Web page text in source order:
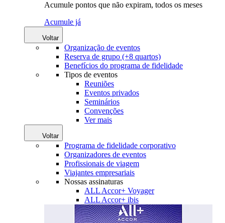
Acumule pontos que não expiram, todos os meses
Acumule já
Voltar
Organização de eventos
Reserva de grupo (+8 quartos)
Benefícios do programa de fidelidade
Tipos de eventos
Reuniões
Eventos privados
Seminários
Convenções
Ver mais
Voltar
Programa de fidelidade corporativo
Organizadores de eventos
Profissionais de viagem
Viajantes empresariais
Nossas assinaturas
ALL Accor+ Voyager
ALL Accor+ ibis